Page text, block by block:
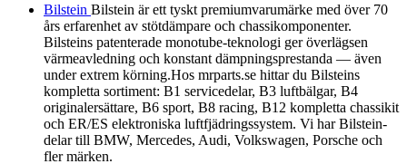
Bilstein Bilstein är ett tyskt premiumvarumärke med över 70
års erfarenhet av stötdämpare och chassikomponenter.
Bilsteins patenterade monotube-teknologi ger överlägsen
värmeavledning och konstant dämpningsprestanda — även
under extrem körning.Hos mrparts.se hittar du Bilsteins
kompletta sortiment: B1 servicedelar, B3 luftbälgar, B4
originalersättare, B6 sport, B8 racing, B12 kompletta chassikit
och ER/ES elektroniska luftfjädringssystem. Vi har Bilstein-
delar till BMW, Mercedes, Audi, Volkswagen, Porsche och
fler märken.